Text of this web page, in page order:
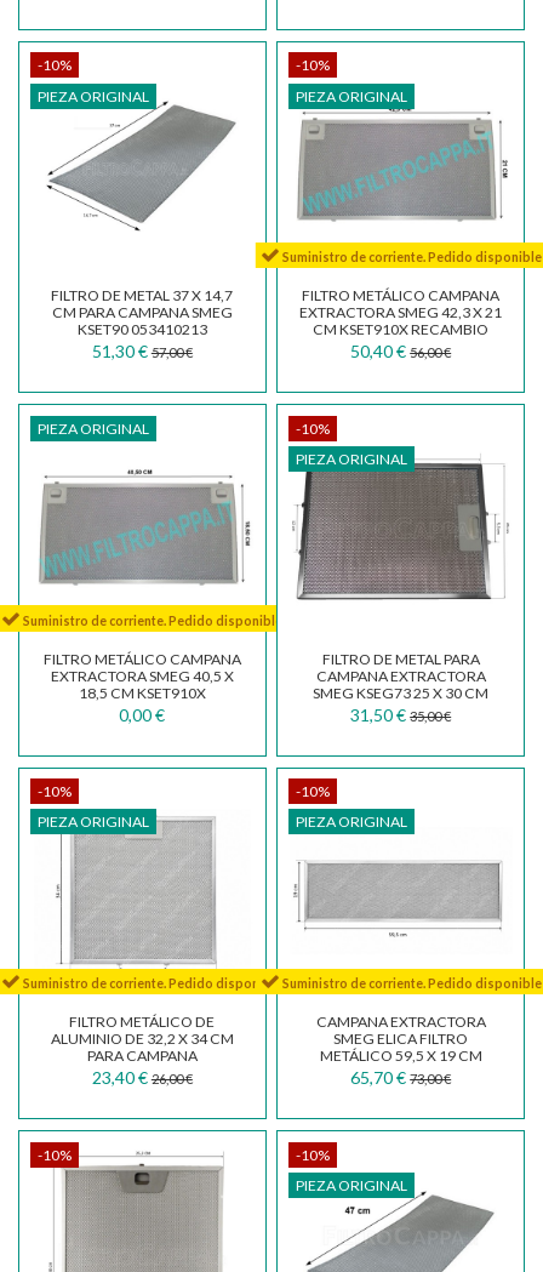
-10%
PIEZA ORIGINAL
FILTRO DE METAL 37 X 14,7
CM PARA CAMPANA SMEG
KSET90 053410213
51,30 € 57,00 €
-10%
PIEZA ORIGINAL
Suministro de corriente. Pedido disponible
FILTRO METÁLICO CAMPANA
EXTRACTORA SMEG 42,3 X 21
CM KSET910X RECAMBIO
ORIGEN 073410733
50,40 € 56,00 €
PIEZA ORIGINAL
Suministro de corriente. Pedido disponible
FILTRO METÁLICO CAMPANA
EXTRACTORA SMEG 40,5 X
18,5 CM KSET910X
RECAMBIO ORIGEN
073410596
0,00 €
-10%
PIEZA ORIGINAL
FILTRO DE METAL PARA
CAMPANA EXTRACTORA
SMEG KSEG73 25 X 30 CM
073410567
31,50 € 35,00 €
-10%
PIEZA ORIGINAL
Suministro de corriente. Pedido disponible
FILTRO METÁLICO DE
ALUMINIO DE 32,2 X 34 CM
PARA CAMPANA
EXTRACTORA SMEG KSE71X
693410708
23,40 € 26,00 €
-10%
PIEZA ORIGINAL
Suministro de corriente. Pedido disponible
CAMPANA EXTRACTORA
SMEG ELICA FILTRO
METÁLICO 59,5 X 19 CM
RECAMBIO ORIGEN
65,70 € 73,00 €
-10%
-10%
PIEZA ORIGINAL